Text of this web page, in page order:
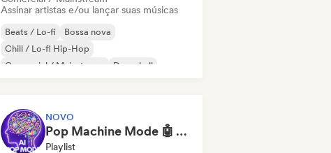
Assinar artistas e/ou lançar suas músicas
Beats / Lo-fi
Bossa nova
Chill / Lo-fi Hip-Hop
Comercial / Mainstream
Dancehall
NOVO
Pop Machine Mode 🤖 AI Music, Indie Pop & Dream Pop
Playlist